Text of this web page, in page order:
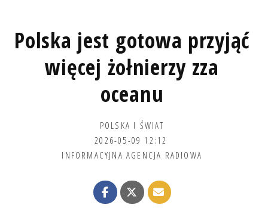
Polska jest gotowa przyjąć
więcej żołnierzy zza
oceanu
POLSKA I ŚWIAT
2026-05-09 12:12
INFORMACYJNA AGENCJA RADIOWA